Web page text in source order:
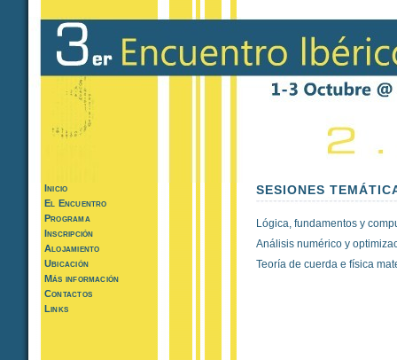
Inicio
El Encuentro
Programa
Inscripción
Alojamiento
Ubicación
Más información
Contactos
Links
SESIONES
Lógica, fundamentos y
Análisis numérico y
Teoría de cuerda e física